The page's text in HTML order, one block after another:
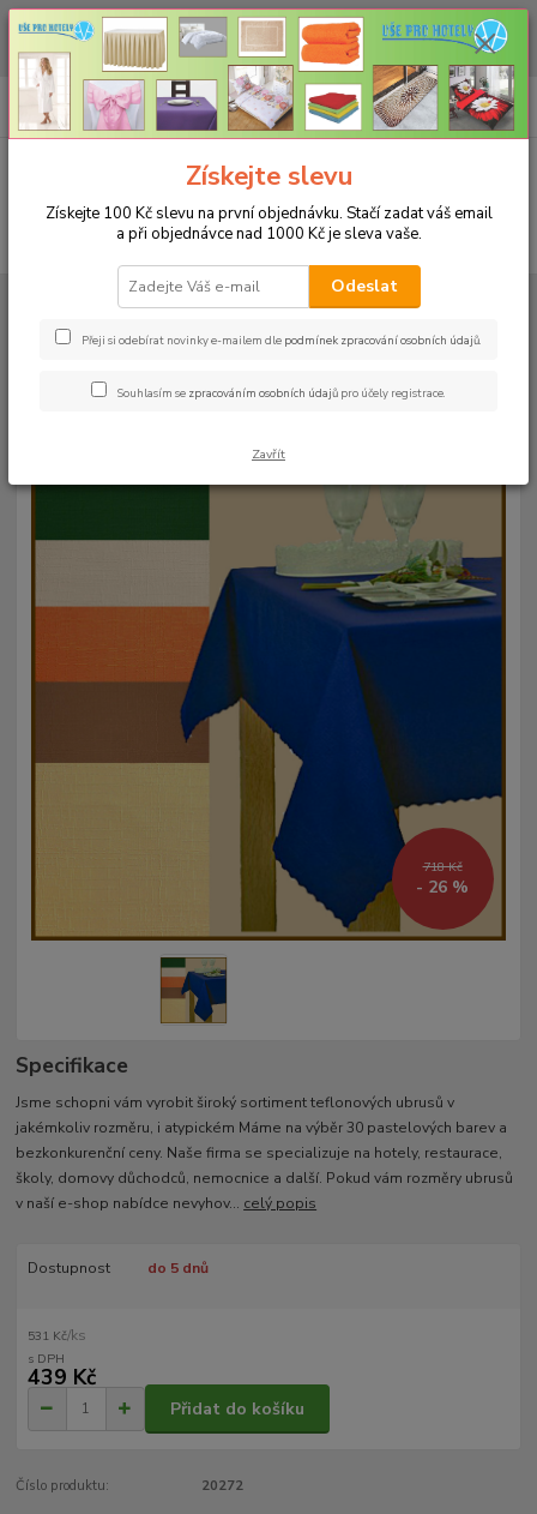
CHCETE NAKOUPIT VĚTŠÍ MNOŽSTVÍ NAŠICH PRODUKTŮ ZA LEPŠÍ
CENU? Klikněte ZDE
CZK
+420 773 794 023
Pondělí-pátek 9-16 hodin
0ks
za0 Kč
UBRUSY
Teflonové ubrusy jednobarevné s vodoodpudivou úpravou
Teflonový ubrus 140x240cm -
modrý 10
718 Kč
- 26 %
Specifikace
Jsme schopni vám vyrobit široký sortiment teflonových ubrusů v
jakémkoliv rozměru, i atypickém Máme na výběr 30 pastelových barev a
bezkonkurenční ceny. Naše firma se specializuje na hotely, restaurace,
školy, domovy důchodců, nemocnice a další. Pokud vám rozměry ubrusů
v naší e-shop nabídce nevyhov... celý popis
Dostupnost do 5 dnů
531 Kč/ks
439 Kč
Přidat do košíku
Číslo produktu: 20272
Získejte slevu
Získejte 100 Kč slevu na první objednávku. Stačí zadat váš email
a při objednávce nad 1000 Kč je sleva vaše.
Odeslat
Přeji si odebírat novinky e-mailem dle podmínek zpracování osobních údajů.
Souhlasím se zpracováním osobních údajů pro účely registrace.
Zavřít